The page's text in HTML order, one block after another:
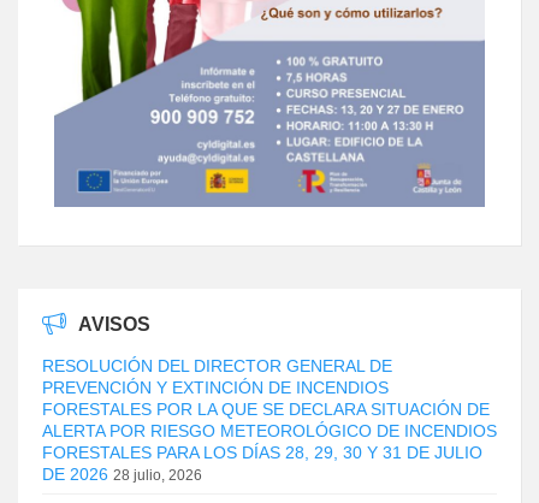
AVISOS
RESOLUCIÓN DEL DIRECTOR GENERAL DE
PREVENCIÓN Y EXTINCIÓN DE INCENDIOS
FORESTALES POR LA QUE SE DECLARA SITUACIÓN DE
ALERTA POR RIESGO METEOROLÓGICO DE INCENDIOS
FORESTALES PARA LOS DÍAS 28, 29, 30 Y 31 DE JULIO
DE 2026 28 julio, 2026